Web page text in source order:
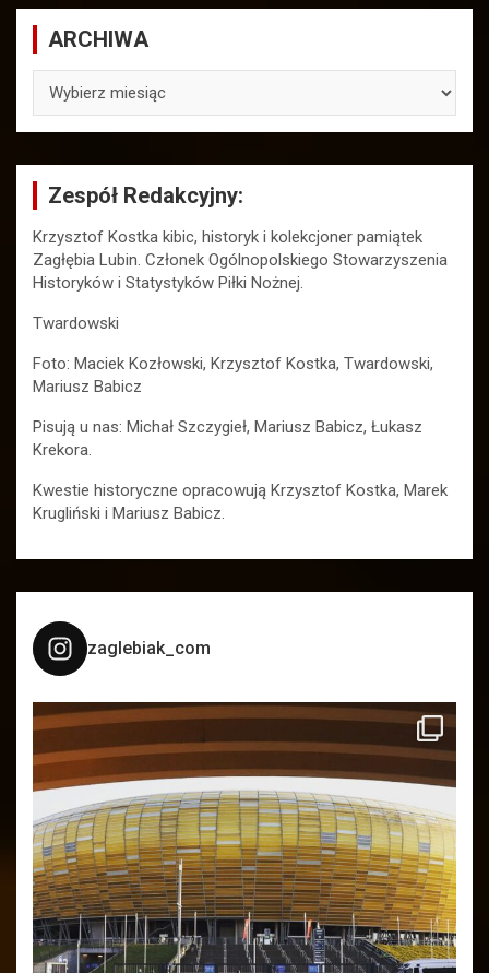
ARCHIWA
Zespół Redakcyjny:
Krzysztof Kostka kibic, historyk i kolekcjoner pamiątek
Zagłębia Lubin. Członek Ogólnopolskiego Stowarzyszenia
Historyków i Statystyków Piłki Nożnej.
Twardowski
Foto: Maciek Kozłowski, Krzysztof Kostka, Twardowski,
Mariusz Babicz
Pisują u nas: Michał Szczygieł, Mariusz Babicz, Łukasz
Krekora.
Kwestie historyczne opracowują Krzysztof Kostka, Marek
Krugliński i Mariusz Babicz.
zaglebiak_com